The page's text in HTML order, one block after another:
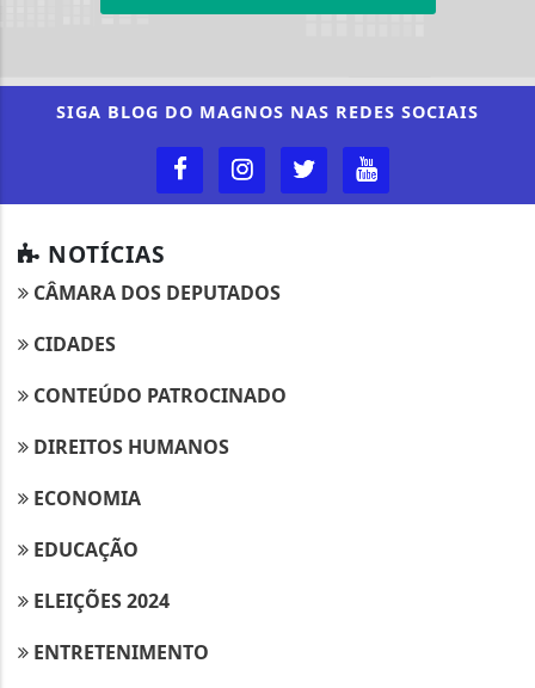
SIGA BLOG DO MAGNOS NAS REDES SOCIAIS
NOTÍCIAS
CÂMARA DOS DEPUTADOS
CIDADES
CONTEÚDO PATROCINADO
DIREITOS HUMANOS
ECONOMIA
EDUCAÇÃO
ELEIÇÕES 2024
ENTRETENIMENTO